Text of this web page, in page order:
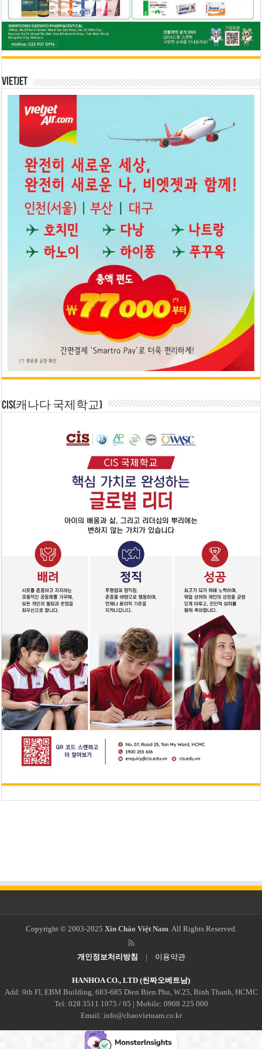
Vietjet
CIS(캐나다 국제학교)
Copyright © 2003-2025 Xin Chào Việt Nam. All Rights Reserved.
개인정보처리방침 | 이용약관
HANHOA CO., LTD (씬짜오베트남)
Add: 9th Fl, EBM Building, 683-685 Dien Bien Phu, W.25, Binh Thanh, HCMC
Tel: 028 3511 1075 / 95 | Mobile: 0908 225 000
Email: info@chaovietnam.co.kr